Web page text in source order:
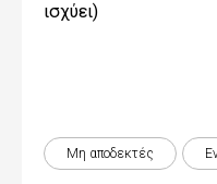
ισχύει)
Μη αποδεκτές